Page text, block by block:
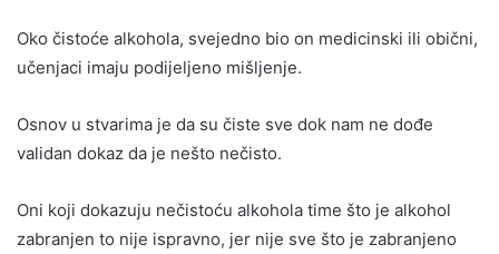
Oko čistoće alkohola, svejedno bio on medicinski ili obični,
učenjaci imaju podijeljeno mišljenje.
Osnov u stvarima je da su čiste sve dok nam ne dođe
validan dokaz da je nešto nečisto.
Oni koji dokazuju nečistoću alkohola time što je alkohol
zabranjen to nije ispravno, jer nije sve što je zabranjeno